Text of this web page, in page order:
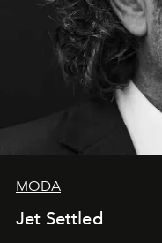
MODA
Jet Settled